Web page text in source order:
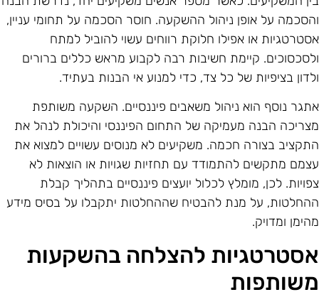
על אופן ניהול ההשקעה. חוסר הסכמה על תחומי עניין,
או אפילו חלוקת רווחים עשוי להוביל למתח
קיימת חשיבות רבה לקבוע מראש כללים ברורים
בציפיות של כל צד, כדי למנוע אי הבנות בעתיד.
נוסף הוא ניהול משאבים פיננסיים. השקעה משותפת
הבנה מעמיקה של התחום הפיננסי והיכולת לנהל את
בצורה חכמה. משקיעים לא מנוסים עשויים למצוא את
מתקשים להתמודד עם תחזיות שגויות או הוצאות לא
לכן, מומלץ לכלול יועצים פיננסיים בתהליך קבלת
על מנת להבטיח שההחלטות יתקבלו על בסיס מידע
ומדויק.
להצלחה בהשקעות